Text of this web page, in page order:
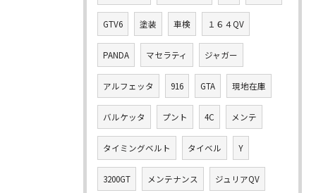
GTV6 塗装 車検 １６４QV
PANDA マセラティ ジャガー
アルフェッタ 916 GTA 現地在庫
バルケッタ プント 4C メンテ
タイミングベルト タイベル Y
3200GT メンテナンス ジュリアQV